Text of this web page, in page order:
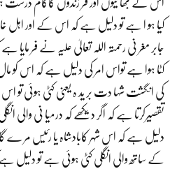
کیا ہو ا ہے تو دلیل ہے کہ اس کے اور اہل
جابر مغر نی رحمتہ اللہ تعالیٰ علیہ نے فر مایا
کٹا ہوا ہے تواس امر کی دلیل ہے کہ اس کو
کی انگشت شہا دت بر ید ہ یعنی کٹی ہوئی تو
تقصیرکرتا ہے کہ اگر دیکھے کہ درمیا نی والی
دلیل ہے کہ اس شہر کابادشاہ یا رئیس مر ے
کے ساتھ والی انگلی کٹی ہوئی ہے تو